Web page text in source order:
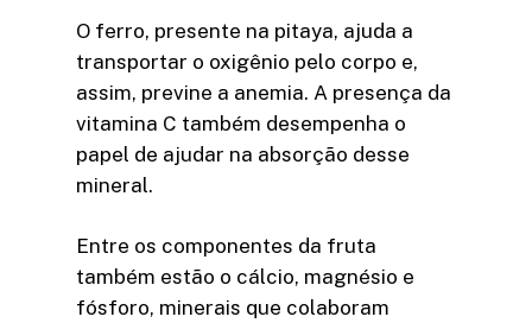
O ferro, presente na pitaya, ajuda a
transportar o oxigênio pelo corpo e,
assim, previne a anemia. A presença da
vitamina C também desempenha o
papel de ajudar na absorção desse
mineral.
Entre os componentes da fruta
também estão o cálcio, magnésio e
fósforo, minerais que colaboram